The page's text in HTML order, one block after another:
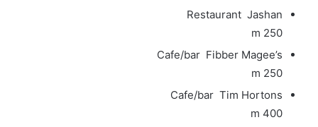
Restaurant Jashan
250 m
Cafe/bar Fibber Magee’s
250 m
Cafe/bar Tim Hortons
400 m